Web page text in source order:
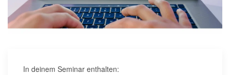
In deinem Seminar enthalten: